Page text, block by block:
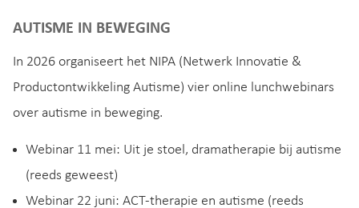
AUTISME IN BEWEGING
In 2026 organiseert het NIPA (Netwerk Innovatie &
Productontwikkeling Autisme) vier online lunchwebinars
over autisme in beweging.
Webinar 11 mei: Uit je stoel, dramatherapie bij autisme
(reeds geweest)
Webinar 22 juni: ACT-therapie en autisme (reeds